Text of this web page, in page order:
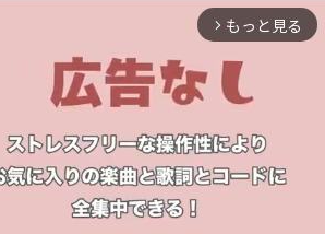
arrow_forward_ios もっと見る